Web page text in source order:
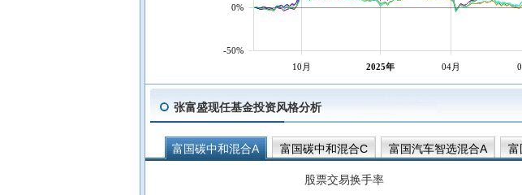
10月 2025年 04月
-50%
0%
张富盛现任基金投资风格分析
富国碳中和混合A 富国碳中和混合C 富国汽车智选混合A 富
富国价值增长混合A
股票交易换手率